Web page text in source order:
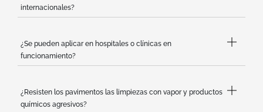
internacionales?
¿Se pueden aplicar en hospitales o clínicas en
funcionamiento?
¿Resisten los pavimentos las limpiezas con vapor y productos
químicos agresivos?